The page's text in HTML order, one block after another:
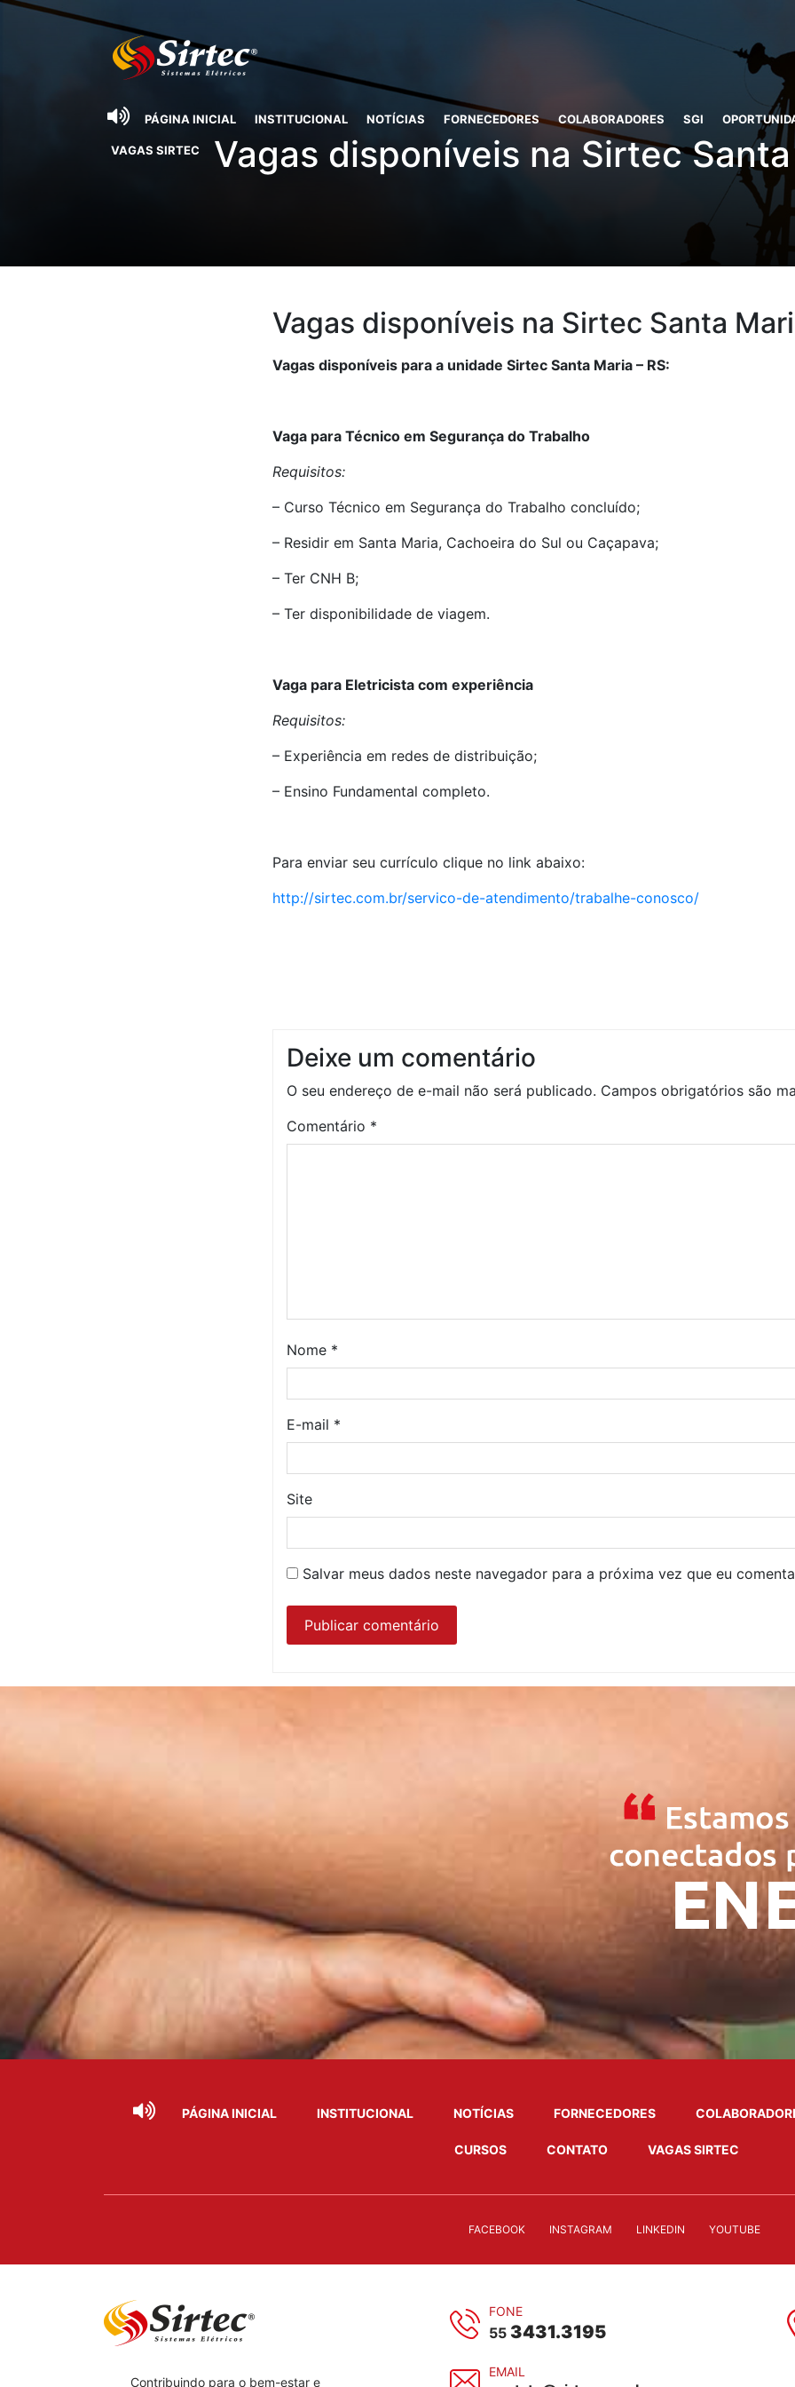
PÁGINA INICIAL INSTITUCIONAL NOTÍCIAS FORNECEDORES COLABORADORES SGI
VAGAS SIRTEC Vagas disponíveis na Sirtec Santa
Vagas disponíveis na Sirtec Santa
Vagas disponíveis para a unidade Sirtec Santa Maria – RS:
Vaga para Técnico em Segurança do Trabalho
Requisitos:
– Curso Técnico em Segurança do Trabalho concluído;
– Residir em Santa Maria, Cachoeira do Sul ou Caçapava;
– Ter CNH B;
– Ter disponibilidade de viagem.
Vaga para Eletricista com experiência
Requisitos:
– Experiência em redes de distribuição;
– Ensino Fundamental completo.
Para enviar seu currículo clique no link abaixo:
http://sirtec.com.br/servico-de-atendimento/trabalhe-conosco/
Deixe um comentário
O seu endereço de e-mail não será publicado. Campos obrigatórios são
Comentário *
Nome *
E-mail *
Site
Salvar meus dados neste navegador para a próxima vez que eu
PÁGINA INICIAL INSTITUCIONAL NOTÍCIAS FORNECEDORES
CURSOS CONTATO VAGAS SIRTEC
FACEBOOK INSTAGRAM LINKEDIN YOUTUBE
Contribuindo para o bem-estar e
FONE
55 3431.3195
EMAIL